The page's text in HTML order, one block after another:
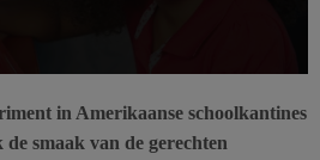
in Amerikaanse schoolkantines
smaak van de gerechten